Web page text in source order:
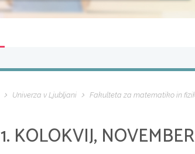
Univerza v Ljubljani Fakulteta za matematiko in
1. KOLOKVIJ,